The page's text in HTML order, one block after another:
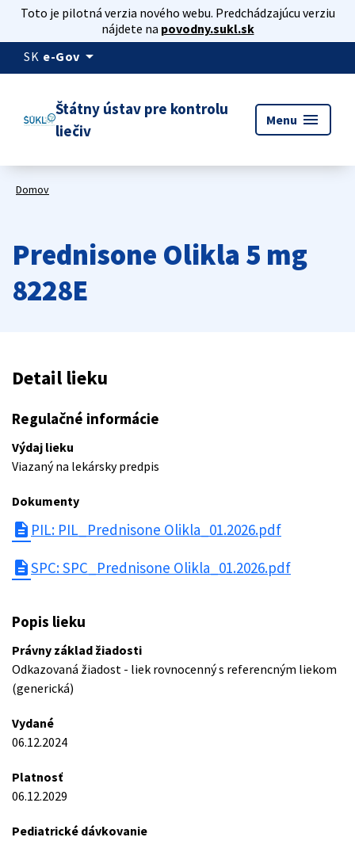
Toto je pilotná verzia nového webu. Predchádzajúcu verziu
nájdete na povodny.sukl.sk
SK e-Gov arrow_drop_down
Štátny ústav pre kontrolu
liečiv
Menu menu
Domov
Prednisone Olikla 5 mg
8228E
Detail lieku
Regulačné informácie
Výdaj lieku
Viazaný na lekársky predpis
Dokumenty
description PIL: PIL_Prednisone Olikla_01.2026.pdf
descriptionSPC: SPC_Prednisone Olikla_01.2026.pdf
Popis lieku
Právny základ žiadosti
Odkazovaná žiadost - liek rovnocenný s referencným liekom
(generická)
Vydané
06.12.2024
Platnosť
06.12.2029
Pediatrické dávkovanie